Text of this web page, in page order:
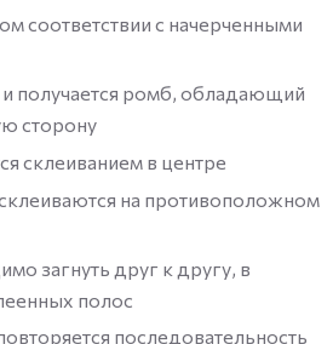
соответствии с начерченными
и получается ромб, обладающий
сторону
склеиванием в центре
на противоположном
загнуть друг к другу, в
полос
последовательность